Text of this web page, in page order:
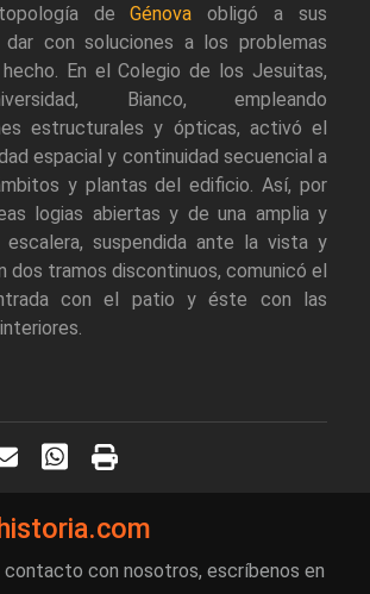
deGénova obligó a sus
con soluciones a los problemas
En el Colegio de los Jesuitas,
Bianco, empleando
estructurales y ópticas, activó el
espacial y continuidad secuencial a
y plantas del edificio. Así, por
logias abiertas y de una amplia y
escalera, suspendida ante la vista y
dos tramos discontinuos, comunicó el
con el patio y éste con las
contacto con nosotros, escríbenos en